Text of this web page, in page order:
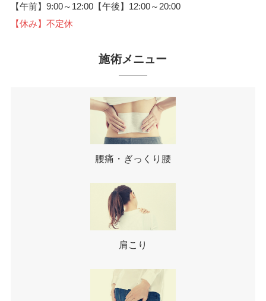
【午前】9:00～12:00【午後】12:00～20:00
【休み】不定休
施術メニュー
腰痛・ぎっくり腰
肩こり